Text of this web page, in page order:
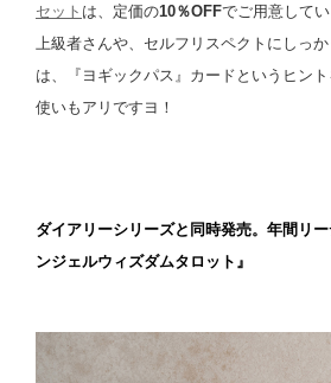
セット は、定価の10％OFFでご用意してい
上級者さんや、セルフリスペクトにしっ
は、『ヨギックパス』カードというヒン
使いもアリですヨ！
ダイアリーシリーズと同時発売。年間リ
ンジェルウィズダムタロット』